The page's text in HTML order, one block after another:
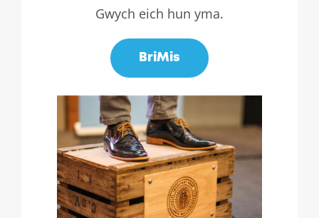
Gwych eich hun yma.
BriMis